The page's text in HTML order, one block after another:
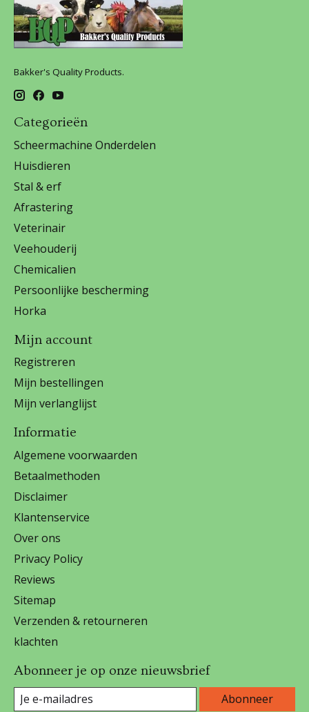
Bakker's Quality Products.
Categorieën
Scheermachine Onderdelen
Huisdieren
Stal & erf
Afrastering
Veterinair
Veehouderij
Chemicalien
Persoonlijke bescherming
Horka
Mijn account
Registreren
Mijn bestellingen
Mijn verlanglijst
Informatie
Algemene voorwaarden
Betaalmethoden
Disclaimer
Klantenservice
Over ons
Privacy Policy
Reviews
Sitemap
Verzenden & retourneren
klachten
Abonneer je op onze nieuwsbrief
Abonneer